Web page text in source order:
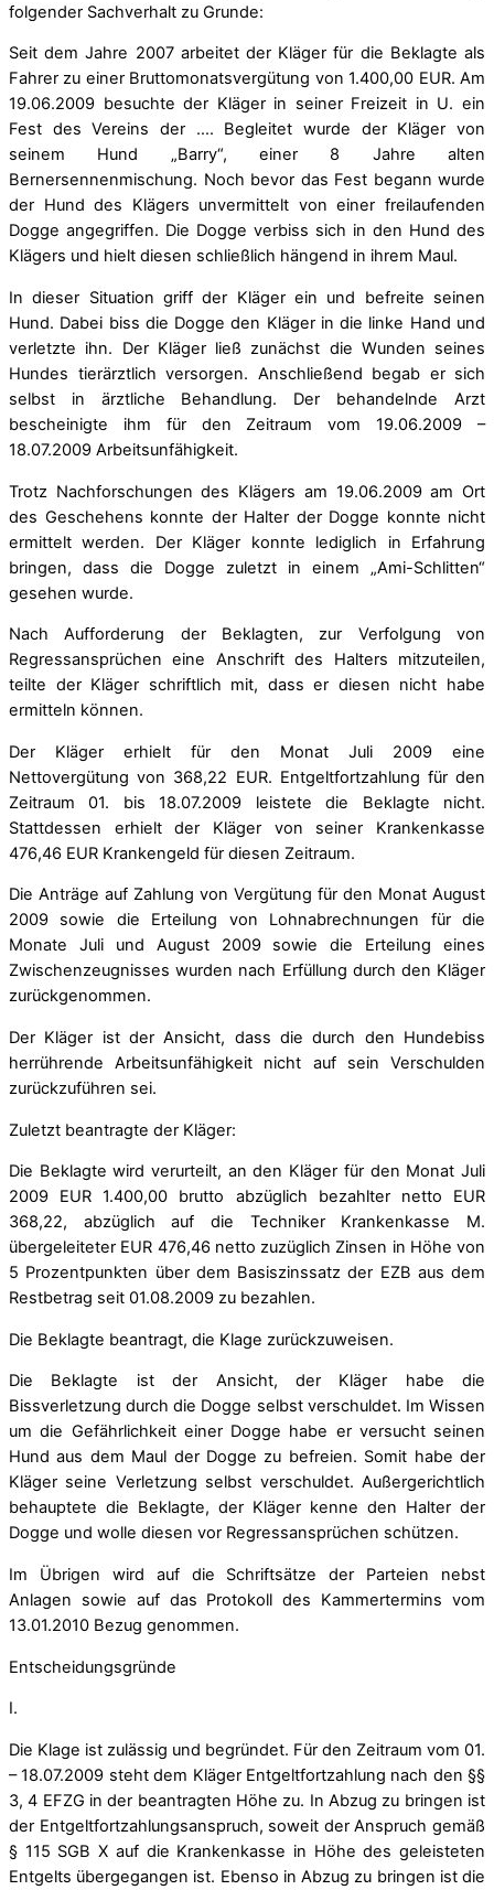
folgender Sachverhalt zu Grunde:
Seit dem Jahre 2007 arbeitet der Kläger für die Beklagte als
Fahrer zu einer Bruttomonatsvergütung von 1.400,00 EUR. Am
19.06.2009 besuchte der Kläger in seiner Freizeit in U. ein
Fest des Vereins der …. Begleitet wurde der Kläger von
seinem Hund „Barry“, einer 8 Jahre alten
Bernersennenmischung. Noch bevor das Fest begann wurde
der Hund des Klägers unvermittelt von einer freilaufenden
Dogge angegriffen. Die Dogge verbiss sich in den Hund des
Klägers und hielt diesen schließlich hängend in ihrem Maul.
In dieser Situation griff der Kläger ein und befreite seinen
Hund. Dabei biss die Dogge den Kläger in die linke Hand und
verletzte ihn. Der Kläger ließ zunächst die Wunden seines
Hundes tierärztlich versorgen. Anschließend begab er sich
selbst in ärztliche Behandlung. Der behandelnde Arzt
bescheinigte ihm für den Zeitraum vom 19.06.2009 –
18.07.2009 Arbeitsunfähigkeit.
Trotz Nachforschungen des Klägers am 19.06.2009 am Ort
des Geschehens konnte der Halter der Dogge konnte nicht
ermittelt werden. Der Kläger konnte lediglich in Erfahrung
bringen, dass die Dogge zuletzt in einem „Ami-Schlitten“
gesehen wurde.
Nach Aufforderung der Beklagten, zur Verfolgung von
Regressansprüchen eine Anschrift des Halters mitzuteilen,
teilte der Kläger schriftlich mit, dass er diesen nicht habe
ermitteln können.
Der Kläger erhielt für den Monat Juli 2009 eine
Nettovergütung von 368,22 EUR. Entgeltfortzahlung für den
Zeitraum 01. bis 18.07.2009 leistete die Beklagte nicht.
Stattdessen erhielt der Kläger von seiner Krankenkasse
476,46 EUR Krankengeld für diesen Zeitraum.
Die Anträge auf Zahlung von Vergütung für den Monat August
2009 sowie die Erteilung von Lohnabrechnungen für die
Monate Juli und August 2009 sowie die Erteilung eines
Zwischenzeugnisses wurden nach Erfüllung durch den Kläger
zurückgenommen.
Der Kläger ist der Ansicht, dass die durch den Hundebiss
herrührende Arbeitsunfähigkeit nicht auf sein Verschulden
zurückzuführen sei.
Zuletzt beantragte der Kläger:
Die Beklagte wird verurteilt, an den Kläger für den Monat Juli
2009 EUR 1.400,00 brutto abzüglich bezahlter netto EUR
368,22, abzüglich auf die Techniker Krankenkasse M.
übergeleiteter EUR 476,46 netto zuzüglich Zinsen in Höhe von
5 Prozentpunkten über dem Basiszinssatz der EZB aus dem
Restbetrag seit 01.08.2009 zu bezahlen.
Die Beklagte beantragt, die Klage zurückzuweisen.
Die Beklagte ist der Ansicht, der Kläger habe die
Bissverletzung durch die Dogge selbst verschuldet. Im Wissen
um die Gefährlichkeit einer Dogge habe er versucht seinen
Hund aus dem Maul der Dogge zu befreien. Somit habe der
Kläger seine Verletzung selbst verschuldet. Außergerichtlich
behauptete die Beklagte, der Kläger kenne den Halter der
Dogge und wolle diesen vor Regressansprüchen schützen.
Im Übrigen wird auf die Schriftsätze der Parteien nebst
Anlagen sowie auf das Protokoll des Kammertermins vom
13.01.2010 Bezug genommen.
Entscheidungsgründe
I.
Die Klage ist zulässig und begründet. Für den Zeitraum vom 01.
– 18.07.2009 steht dem Kläger Entgeltfortzahlung nach den §§
3, 4 EFZG in der beantragten Höhe zu. In Abzug zu bringen ist
der Entgeltfortzahlungsanspruch, soweit der Anspruch gemäß
§ 115 SGB X auf die Krankenkasse in Höhe des geleisteten
Entgelts übergegangen ist. Ebenso in Abzug zu bringen ist die